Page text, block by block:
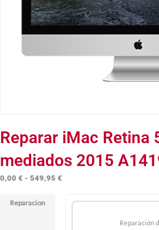
Reparar iMac Retina
mediados 2015
0,00 € - 549,95 €
precios:
Reparacion
Reparación